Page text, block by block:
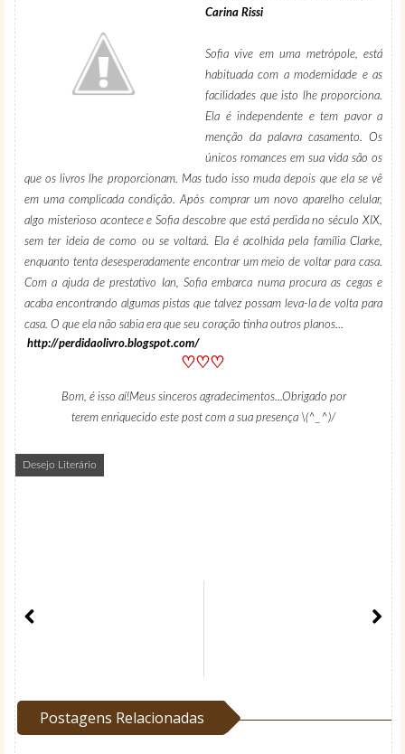
Desejo Literário
Carina Rissi
Sofia vive em uma metrópole, está
habituada com a modernidade e as
facilidades que isto lhe proporciona.
Ela é independente e tem pavor a
menção da palavra casamento. Os
únicos romances em sua vida são os
que os livros lhe proporcionam. Mas tudo isso muda depois que ela se vê
em uma complicada condição. Após comprar um novo aparelho celular,
algo misterioso acontece e Sofia descobre que está perdida no século XIX,
sem ter ideia de como ou se voltará. Ela é acolhida pela família Clarke,
enquanto tenta desesperadamente encontrar um meio de voltar para casa.
Com a ajuda de prestativo Ian, Sofia embarca numa procura as cegas e
acaba encontrando algumas pistas que talvez possam leva-la de volta para
casa. O que ela não sabia era que seu coração tinha outros planos...
http://perdidaolivro.blogspot.com/
♡♡♡
Bom, é isso aí!Meus sinceros agradecimentos...Obrigado por
terem enriquecido este post com a sua presença \(^_^)/
Postagens Relacionadas